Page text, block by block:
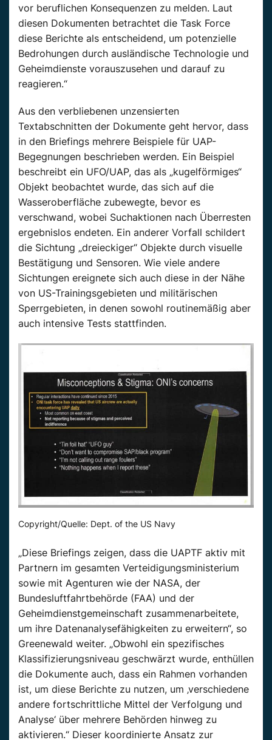
vor beruflichen Konsequenzen zu melden. Laut
diesen Dokumenten betrachtet die Task Force
diese Berichte als entscheidend, um potenzielle
Bedrohungen durch ausländische Technologie und
Geheimdienste vorauszusehen und darauf zu
reagieren.“
Aus den verbliebenen unzensierten
Textabschnitten der Dokumente geht hervor, dass
in den Briefings mehrere Beispiele für UAP-
Begegnungen beschrieben werden. Ein Beispiel
beschreibt ein UFO/UAP, das als „kugelförmiges“
Objekt beobachtet wurde, das sich auf die
Wasseroberfläche zubewegte, bevor es
verschwand, wobei Suchaktionen nach Überresten
ergebnislos endeten. Ein anderer Vorfall schildert
die Sichtung „dreieckiger“ Objekte durch visuelle
Bestätigung und Sensoren. Wie viele andere
Sichtungen ereignete sich auch diese in der Nähe
von US-Trainingsgebieten und militärischen
Sperrgebieten, in denen sowohl routinemäßig aber
auch intensive Tests stattfinden.
Copyright/Quelle: Dept. of the US Navy
„Diese Briefings zeigen, dass die UAPTF aktiv mit
Partnern im gesamten Verteidigungsministerium
sowie mit Agenturen wie der NASA, der
Bundesluftfahrtbehörde (FAA) und der
Geheimdienstgemeinschaft zusammenarbeitete,
um ihre Datenanalysefähigkeiten zu erweitern“, so
Greenewald weiter. „Obwohl ein spezifisches
Klassifizierungsniveau geschwärzt wurde, enthüllen
die Dokumente auch, dass ein Rahmen vorhanden
ist, um diese Berichte zu nutzen, um ‚verschiedene
andere fortschrittliche Mittel der Verfolgung und
Analyse‘ über mehrere Behörden hinweg zu
aktivieren.“ Dieser koordinierte Ansatz zur